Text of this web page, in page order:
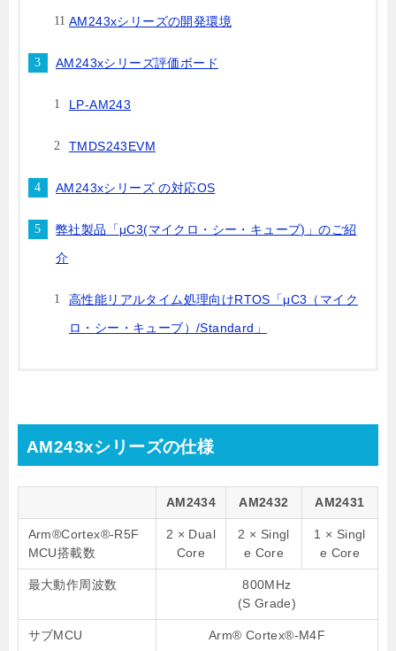
AM243xシリーズの開発環境
AM243xシリーズ評価ボード
LP-AM243
TMDS243EVM
AM243xシリーズ の対応OS
弊社製品「μC3(マイクロ・シー・キューブ)」のご紹
介
高性能リアルタイム処理向けRTOS「μC3（マイク
ロ・シー・キューブ）/Standard」
AM243xシリーズの仕様
AM2434 AM2432 AM2431
Arm®Cortex®-R5F
MCU搭載数
2 × Dual
Core
2 × Singl
e Core
1 × Singl
e Core
最大動作周波数
800MHz
(S Grade)
サブMCU Arm® Cortex®-M4F